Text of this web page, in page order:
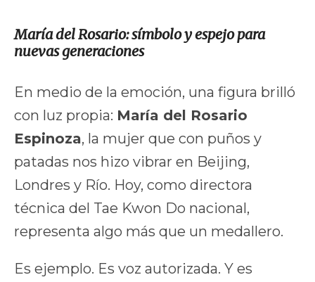
María del Rosario: símbolo y espejo para
nuevas generaciones
En medio de la emoción, una figura brilló
con luz propia: María del Rosario
Espinoza, la mujer que con puños y
patadas nos hizo vibrar en Beijing,
Londres y Río. Hoy, como directora
técnica del Tae Kwon Do nacional,
representa algo más que un medallero.
Es ejemplo. Es voz autorizada. Y es